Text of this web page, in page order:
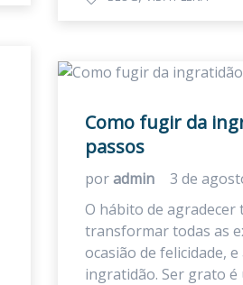
Como fugir da
passos
poradmin
3 de
O hábito de agradecer
transformar todas as
ocasião de felicidade,
ingratidão. Ser grato é